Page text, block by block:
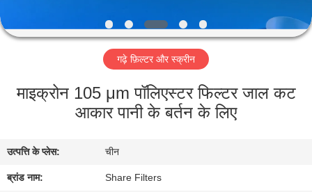
हमारे
बारे
दौरा
गढ़े फ़िल्टर और स्क्रीन
माइक्रोन 105 μm पॉलिएस्टर फिल्टर जाल कट
आकार पानी के बर्तन के लिए
उत्पत्ति के प्लेस: चीन
ब्रांड नाम: Share Filters